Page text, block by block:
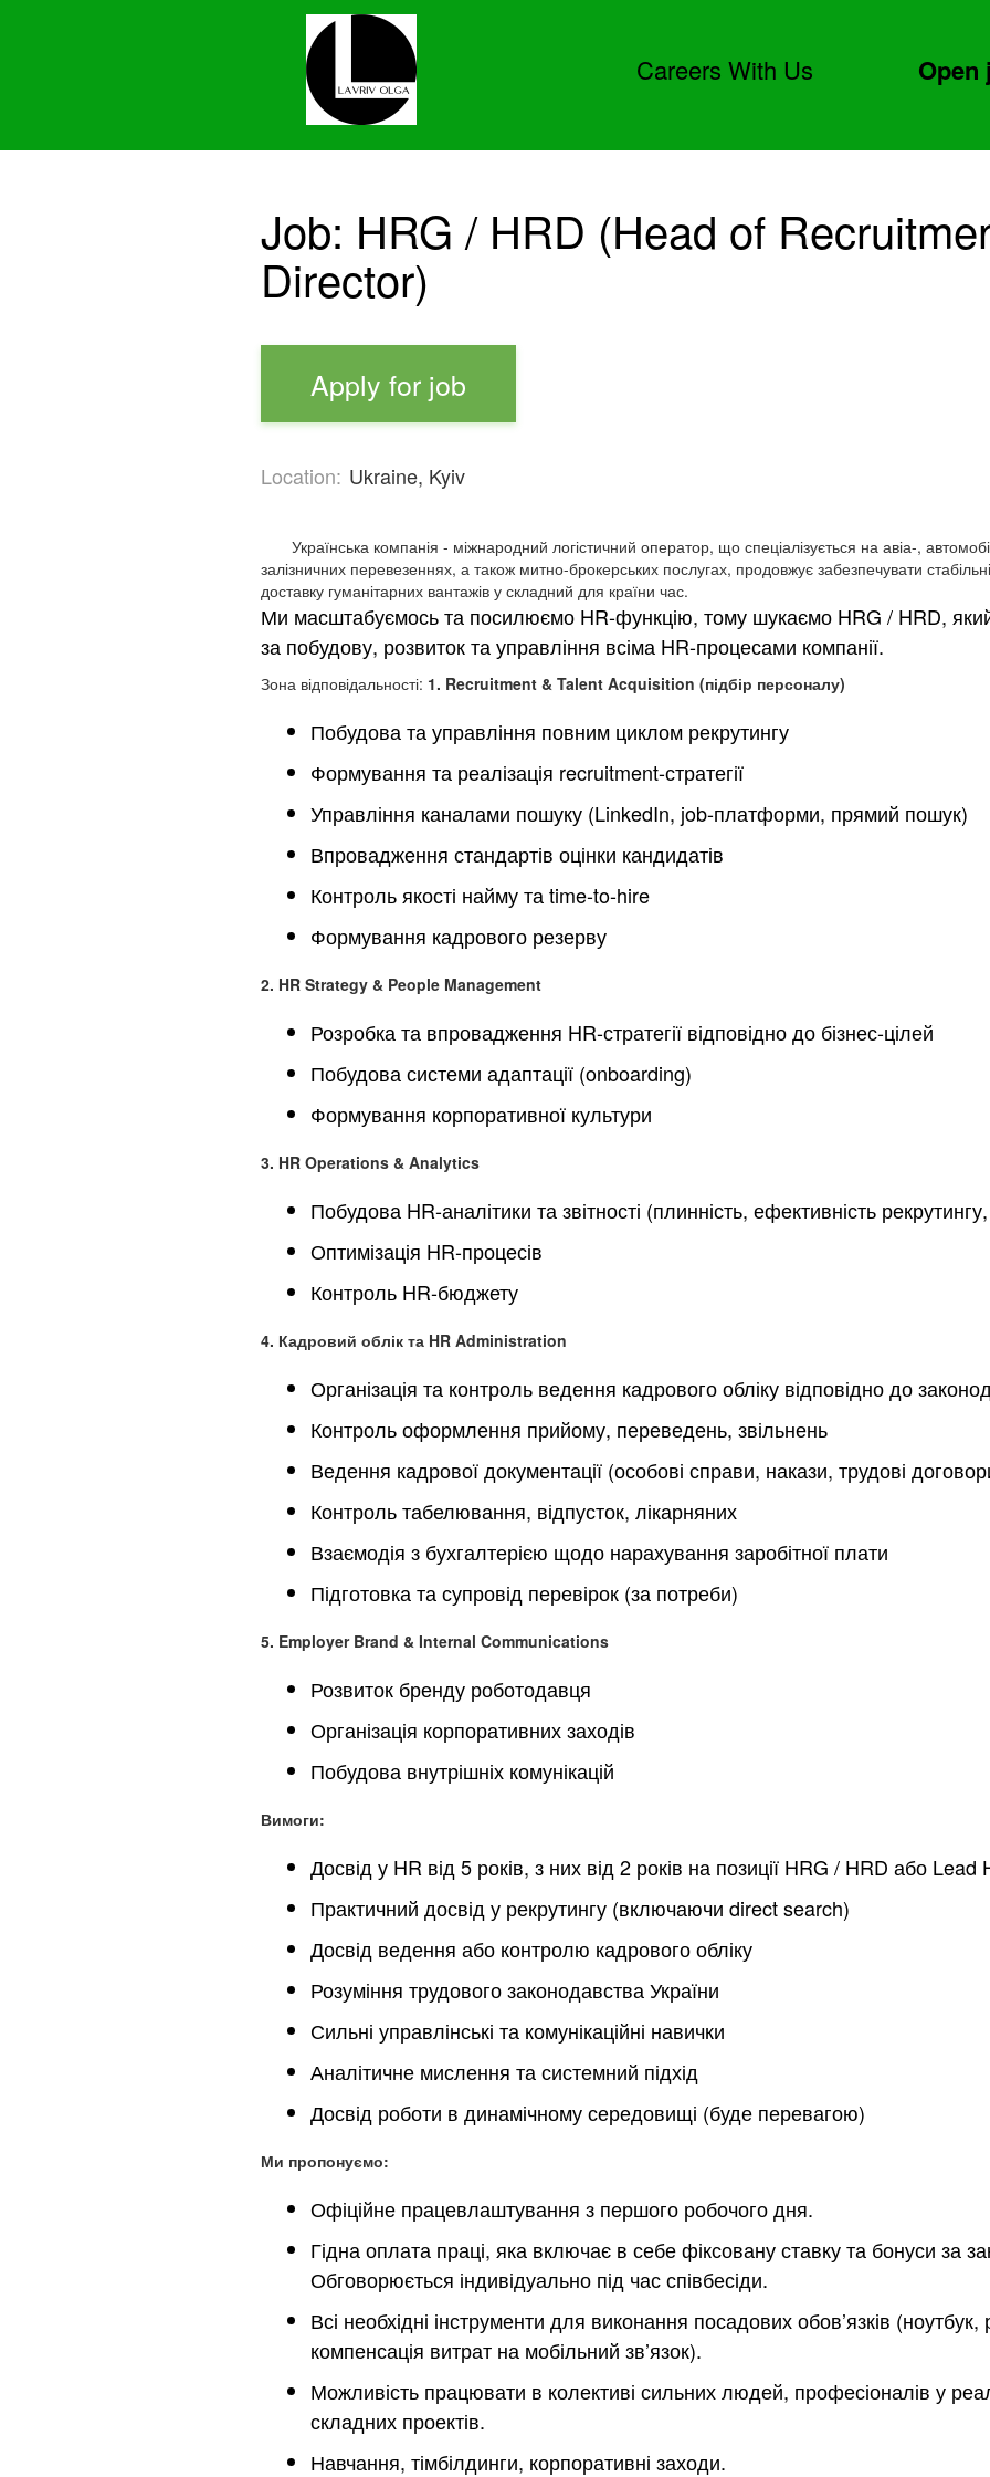
Careers With Us Open
Job: HRG / HRD (Head of
Director)
Apply for job
Location: Ukraine, Kyiv
Українська компанія - міжнародний логістичний оператор, що спеціалізується на авіа-,
залізничних перевезеннях, а також митно-брокерських послугах, продовжує забезпечувати
доставку гуманітарних вантажів у складний для країни час.
Ми масштабуємось та посилюємо HR-функцію, тому шукаємо HRG / HRD, який
за побудову, розвиток та управління всіма HR-процесами компанії.
Зона відповідальності: 1. Recruitment & Talent Acquisition (підбір персоналу)
Побудова та управління повним циклом рекрутингу
Формування та реалізація recruitment-стратегії
Управління каналами пошуку (LinkedIn, job-платформи, прямий пошук)
Впровадження стандартів оцінки кандидатів
Контроль якості найму та time-to-hire
Формування кадрового резерву
2. HR Strategy & People Management
Розробка та впровадження HR-стратегії відповідно до бізнес-цілей
Побудова системи адаптації (onboarding)
Формування корпоративної культури
3. HR Operations & Analytics
Побудова HR-аналітики та звітності (плинність, ефективність
Оптимізація HR-процесів
Контроль HR-бюджету
4. Кадровий облік та HR Administration
Організація та контроль ведення кадрового обліку відповідно до
Контроль оформлення прийому, переведень, звільнень
Ведення кадрової документації (особові справи, накази, трудові
Контроль табелювання, відпусток, лікарняних
Взаємодія з бухгалтерією щодо нарахування заробітної плати
Підготовка та супровід перевірок (за потреби)
5. Employer Brand & Internal Communications
Розвиток бренду роботодавця
Організація корпоративних заходів
Побудова внутрішніх комунікацій
Вимоги:
Досвід у HR від 5 років, з них від 2 років на позиції HRG / HRD або Lead
Практичний досвід у рекрутингу (включаючи direct search)
Досвід ведення або контролю кадрового обліку
Розуміння трудового законодавства України
Сильні управлінські та комунікаційні навички
Аналітичне мислення та системний підхід
Досвід роботи в динамічному середовищі (буде перевагою)
Ми пропонуємо:
Офіційне працевлаштування з першого робочого дня.
Гідна оплата праці, яка включає в себе фіксовану ставку та бонуси за
Обговорюється індивідуально під час співбесіди.
Всі необхідні інструменти для виконання посадових обов’язків (ноутбук,
компенсація витрат на мобільний зв’язок).
Можливість працювати в колективі сильних людей, професіоналів у
складних проектів.
Навчання, тімбілдинги, корпоративні заходи.